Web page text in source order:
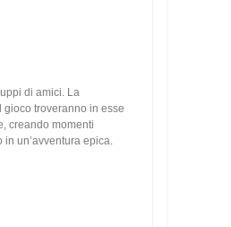
di amici. La
troveranno in esse
creando momenti
un’avventura epica.